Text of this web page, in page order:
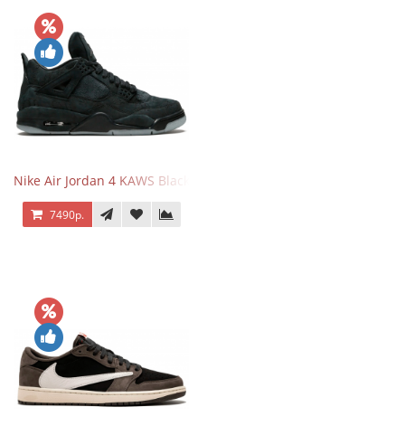
Nike Air Jordan 4 KAWS Black
7490р.